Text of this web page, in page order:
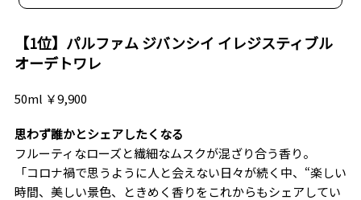
【1位】パルファム ジバンシイ イレジスティブル
オーデトワレ
50ml ￥9,900
思わず誰かとシェアしたくなる
フルーティなローズと繊細なムスクが混ざり合う香り。
「コロナ禍で思うように人と会えない日々が続く中、“楽しい
時間、美しい景色、ときめく香りをこれからもシェアしてい